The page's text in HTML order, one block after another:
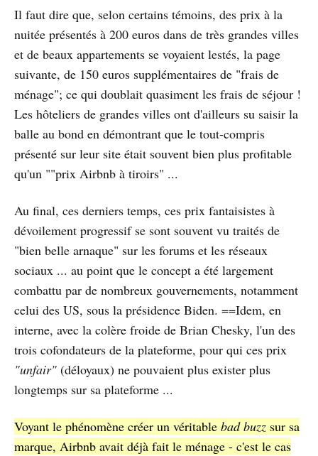
Il faut dire que, selon certains témoins, des prix à la
nuitée présentés à 200 euros dans de très grandes villes
et de beaux appartements se voyaient lestés, la page
suivante, de 150 euros supplémentaires de "frais de
ménage"; ce qui doublait quasiment les frais de séjour !
Les hôteliers de grandes villes ont d'ailleurs su saisir la
balle au bond en démontrant que le tout-compris
présenté sur leur site était souvent bien plus profitable
qu'un ""prix Airbnb à tiroirs" ...
Au final, ces derniers temps, ces prix fantaisistes à
dévoilement progressif se sont souvent vu traités de
"bien belle arnaque" sur les forums et les réseaux
sociaux ... au point que le concept a été largement
combattu par de nombreux gouvernements, notamment
celui des US, sous la présidence Biden. ==Idem, en
interne, avec la colère froide de Brian Chesky, l'un des
trois cofondateurs de la plateforme, pour qui ces prix
"unfair" (déloyaux) ne pouvaient plus exister plus
longtemps sur sa plateforme ...
Voyant le phénomène créer un véritable bad buzz sur sa
marque, Airbnb avait déjà fait le ménage - c'est le cas